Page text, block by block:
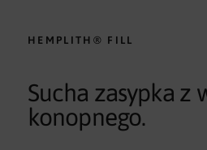
HEMPLITH® FILL
Sucha zasypka z
konopnego.